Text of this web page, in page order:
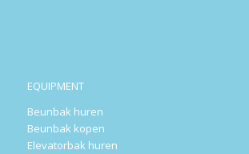
EQUIPMENT
Beunbak huren
Beunbak kopen
Elevatorbak huren